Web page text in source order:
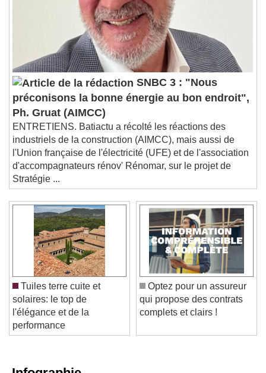
SNBC 3 : "Nous
préconisons la bonne énergie au bon endroit",
Ph. Gruat (AIMCC)
ENTRETIENS. Batiactu a récolté les réactions des
industriels de la construction (AIMCC), mais aussi de
l'Union française de l'électricité (UFE) et de l'association
d'accompagnateurs rénov' Rénomar, sur le projet de
Stratégie ...
Tuiles terre cuite et
solaires: le top de
l'élégance et de la
performance
Optez pour un assureur
qui propose des contrats